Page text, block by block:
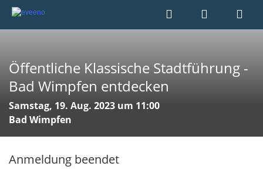
Öffentliche Klassische Stadtführung -
Bad Wimpfen entdecken
Samstag, 19. Aug. 2023 um 11:00
Bad Wimpfen
Anmeldung beendet